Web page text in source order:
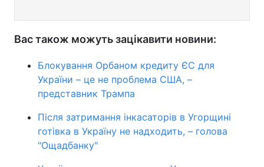
Вас також можуть зацікавити новини:
Блокування Орбаном кредиту ЄС для
України – це не проблема США, –
представник Трампа
Після затримання інкасаторів в Угорщині
готівка в Україну не надходить, – голова
"Ощадбанку"